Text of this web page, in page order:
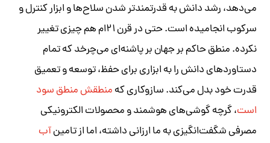
می‌دهد، رشد دانش به قدرتمندتر شدن سلاح‌ها و ابزار کنترل و
سرکوب انجامیده است. حتی در قرن ۲۱ام هم چیزی تغییر
نکرده. منطق حاکم بر جهان بر پاشنه‌ای می‌چرخد که تمام
دستاوردهای دانش را به ابزاری برای حفظ، توسعه و تعمیق
قدرت خود بدل می‌کند. سازوکاری کهمنطقش منطق سود
است، گرچه گوشی‌های هوشمند و محصولات الکترونیکی
مصرفی شگفت‌انگیزی به ما ارزانی داشته، اما از تامینآب